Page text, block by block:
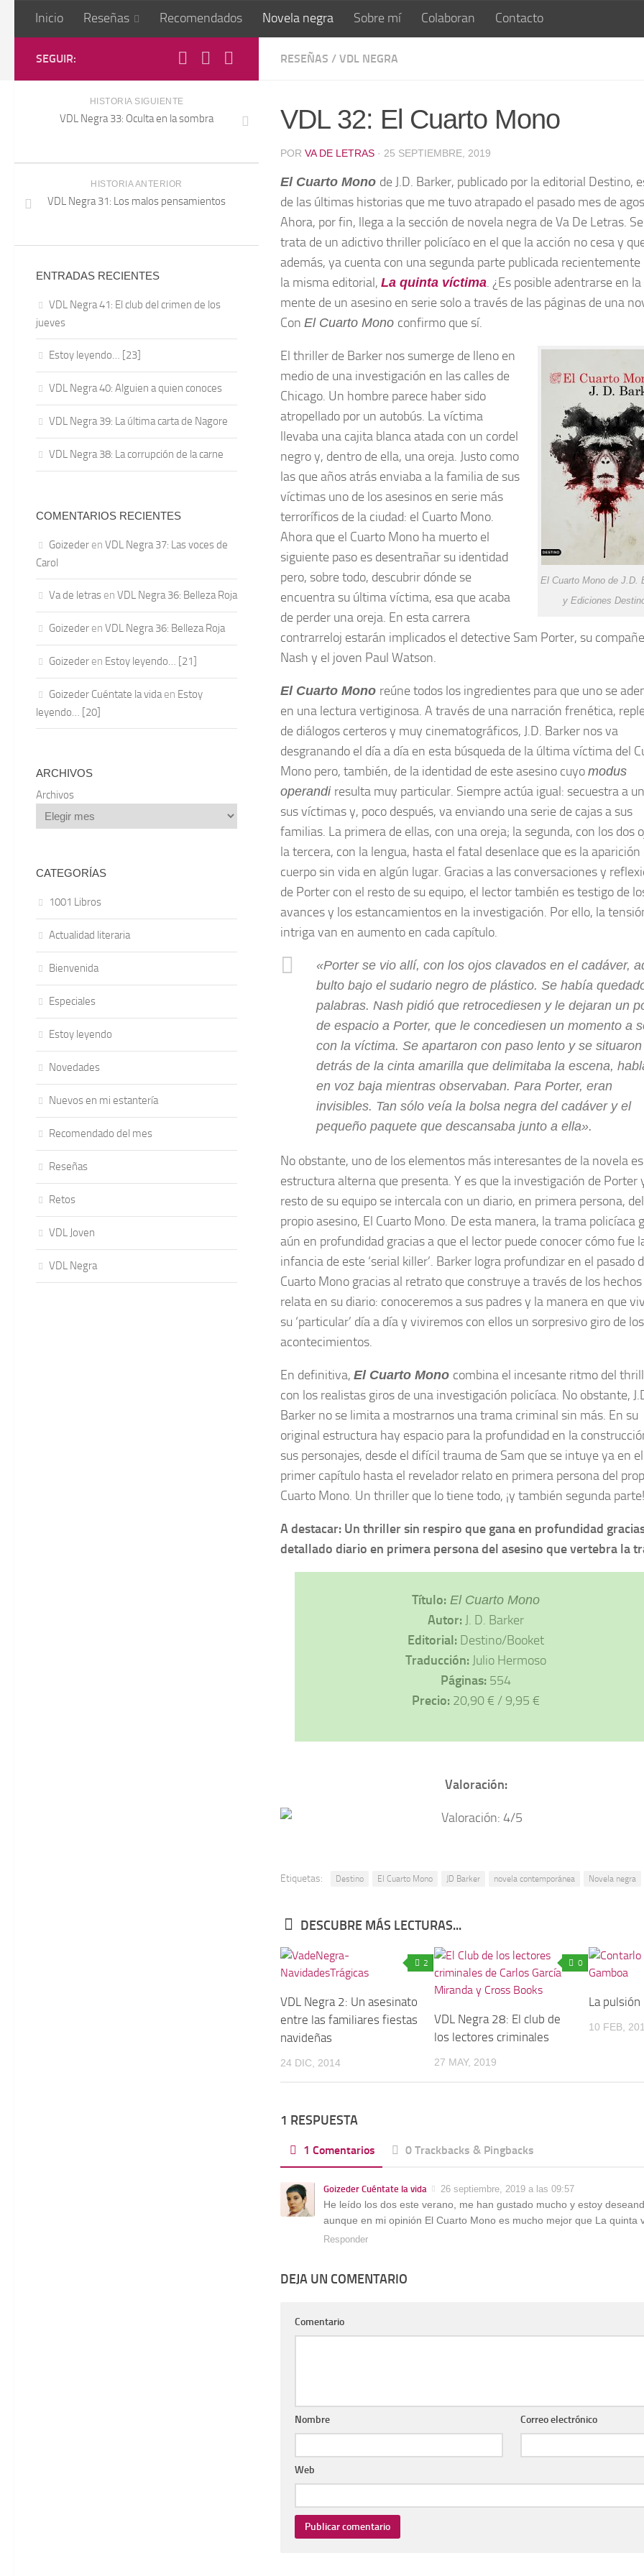
Inicio Reseñas Recomendados Novela negra Sobre mí Colaboran Contacto
RESEÑAS / VDL NEGRA
VDL 32: El Cuarto Mono
POR VA DE LETRAS · 25 SEPTIEMBRE, 2019
El Cuarto Mono de J.D. Barker, publicado por la editorial Destino,
de las últimas historias que me tuvo atrapado el pasado mes de
Ahora, por fin, llega a la sección de novela negra de Va De Letras. Se
trata de un adictivo thriller policíaco en el que la acción no cesa y
además, ya cuenta con una segunda parte publicada recientemente
la misma editorial, La quinta víctima. ¿Es posible adentrarse en la
mente de un asesino en serie solo a través de las páginas de una
Con El Cuarto Mono confirmo que sí.
El Cuarto Mono de J.D.
y Ediciones
El thriller de Barker nos sumerge de lleno en
medio de una investigación en las calles de
Chicago. Un hombre parece haber sido
atropellado por un autobús. La víctima
llevaba una cajita blanca atada con un cordel
negro y, dentro de ella, una oreja. Justo como
las que años atrás enviaba a la familia de sus
víctimas uno de los asesinos en serie más
terroríficos de la ciudad: el Cuarto Mono.
Ahora que el Cuarto Mono ha muerto el
siguiente paso es desentrañar su identidad
pero, sobre todo, descubrir dónde se
encuentra su última víctima, esa que acaba
de perder una oreja. En esta carrera
contrarreloj estarán implicados el detective Sam Porter, su
Nash y el joven Paul Watson.
El Cuarto Mono reúne todos los ingredientes para que uno se
en una lectura vertiginosa. A través de una narración frenética,
de diálogos certeros y muy cinematográficos, J.D. Barker nos va
desgranando el día a día en esta búsqueda de la última víctima del
Mono pero, también, de la identidad de este asesino cuyo modus
operandi resulta muy particular. Siempre actúa igual: secuestra a
sus víctimas y, poco después, va enviando una serie de cajas a sus
familias. La primera de ellas, con una oreja; la segunda, con los dos
la tercera, con la lengua, hasta el fatal desenlace que es la aparición
cuerpo sin vida en algún lugar. Gracias a las conversaciones y
de Porter con el resto de su equipo, el lector también es testigo de
avances y los estancamientos en la investigación. Por ello, la
intriga van en aumento en cada capítulo.
«Porter se vio allí, con los ojos clavados en el cadáver,
bulto bajo el sudario negro de plástico. Se había
palabras. Nash pidió que retrocediesen y le dejaran un
de espacio a Porter, que le concediesen un momento a
con la víctima. Se apartaron con paso lento y se situaron
detrás de la cinta amarilla que delimitaba la escena,
en voz baja mientras observaban. Para Porter, eran
invisibles. Tan sólo veía la bolsa negra del cadáver y el
pequeño paquete que descansaba junto a ella».
No obstante, uno de los elementos más interesantes de la novela
estructura alterna que presenta. Y es que la investigación de Porter
resto de su equipo se intercala con un diario, en primera persona, del
propio asesino, El Cuarto Mono. De esta manera, la trama policíaca
aún en profundidad gracias a que el lector puede conocer cómo fue
infancia de este ‘serial killer’. Barker logra profundizar en el pasado
Cuarto Mono gracias al retrato que construye a través de los
relata en su diario: conoceremos a sus padres y la manera en que
su ‘particular’ día a día y viviremos con ellos un sorpresivo giro de los
acontecimientos.
En definitiva, El Cuarto Mono combina el incesante ritmo del
con los realistas giros de una investigación policíaca. No obstante,
Barker no se limita a mostrarnos una trama criminal sin más. En su
original estructura hay espacio para la profundidad en la
sus personajes, desde el difícil trauma de Sam que se intuye ya en el
primer capítulo hasta el revelador relato en primera persona del
Cuarto Mono. Un thriller que lo tiene todo, ¡y también segunda
A destacar: Un thriller sin respiro que gana en profundidad
detallado diario en primera persona del asesino que vertebra la
Título: El Cuarto Mono
Autor: J. D. Barker
Editorial: Destino/Booket
Traducción: Julio Hermoso
Páginas: 554
Precio: 20,90 € / 9,95 €
Valoración:
Etiquetas: Destino El Cuarto Mono JD Barker novela contemporánea Novela negra
DESCUBRE MÁS LECTURAS...
2
VDL Negra 2: Un asesinato
entre las familiares fiestas
navideñas
24 DIC, 2014
0
VDL Negra 28: El club de
los lectores criminales
27 MAY, 2019
La
10 FEB,
1 RESPUESTA
1 Comentarios 0 Trackbacks & Pingbacks
Goizeder Cuéntate la vida 26 septiembre, 2019 a las 09:57
He leído los dos este verano, me han gustado mucho y estoy
aunque en mi opinión El Cuarto Mono es mucho mejor que La quinta
Responder
DEJA UN COMENTARIO
Comentario
Nombre Correo electrónico
Web
SEGUIR:
HISTORIA SIGUIENTE
VDL Negra 33: Oculta en la sombra
HISTORIA ANTERIOR
VDL Negra 31: Los malos pensamientos
ENTRADAS RECIENTES
VDL Negra 41: El club del crimen de los
jueves
Estoy leyendo… [23]
VDL Negra 40: Alguien a quien conoces
VDL Negra 39: La última carta de Nagore
VDL Negra 38: La corrupción de la carne
COMENTARIOS RECIENTES
Goizeder en VDL Negra 37: Las voces de
Carol
Va de letras en VDL Negra 36: Belleza Roja
Goizeder en VDL Negra 36: Belleza Roja
Goizeder en Estoy leyendo… [21]
Goizeder Cuéntate la vidaen Estoy
leyendo… [20]
ARCHIVOS
Archivos
CATEGORÍAS
1001 Libros
Actualidad literaria
Bienvenida
Especiales
Estoy leyendo
Novedades
Nuevos en mi estantería
Recomendado del mes
Reseñas
Retos
VDL Joven
VDL Negra